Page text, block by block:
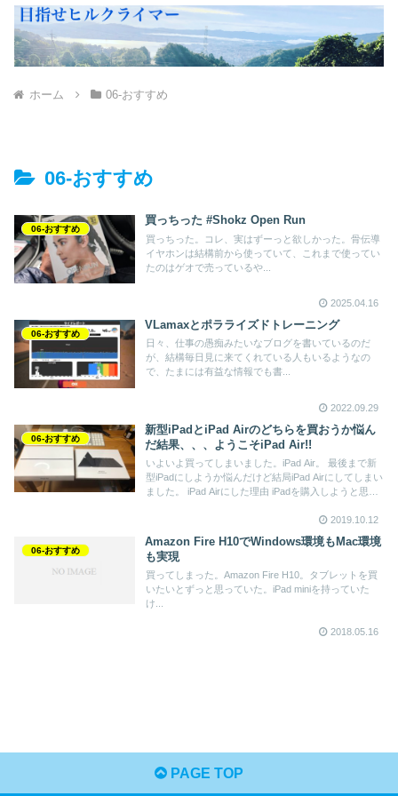
ホーム 06-おすすめ
06-おすすめ
06-おすすめ
買っちった #Shokz Open Run
買っちった。コレ、実はずーっと欲しかった。骨伝導
イヤホンは結構前から使っていて、これまで使ってい
たのはゲオで売っているや...
2025.04.16
06-おすすめ
VLamaxとポラライズドトレーニング
日々、仕事の愚痴みたいなブログを書いているのだ
が、結構毎日見に来てくれている人もいるようなの
で、たまには有益な情報でも書...
2022.09.29
06-おすすめ
新型iPadとiPad Airのどちらを買おうか悩ん
だ結果、、、ようこそiPad Air!!
いよいよ買ってしまいました。iPad Air。 最後まで新
型iPadにしようか悩んだけど結局iPad Airにしてしまい
ました。 iPad Airにした理由 iPadを購入しようと思っ
すでに以前の投稿で書いた事と重複するけど、紹介し
2019.10.12
06-おすすめ
Amazon Fire H10でWindows環境もMac環境
も実現
買ってしまった。Amazon Fire H10。タブレットを買
いたいとずっと思っていた。iPad miniを持っていた
け...
2018.05.16
PAGE TOP